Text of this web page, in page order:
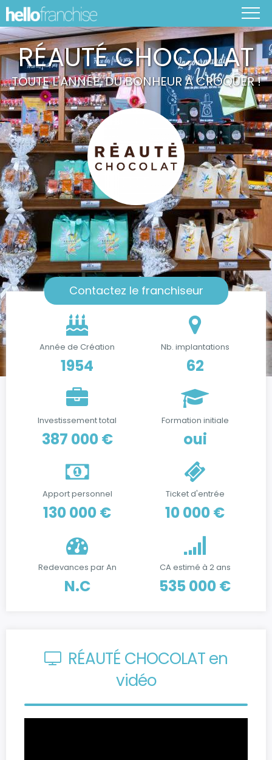
RÉAUTÉ CHOCOLAT
TOUTE L'ANNÉE, DU BONHEUR À CROQUER !
Contactez le franchiseur
Année de Création
1954
Nb. implantations
62
Investissement total
387 000 €
Formation initiale
oui
Apport personnel
130 000 €
Ticket d'entrée
10 000 €
Redevances par An
N.C
CA estimé à 2 ans
535 000 €
RÉAUTÉ CHOCOLAT en
vidéo